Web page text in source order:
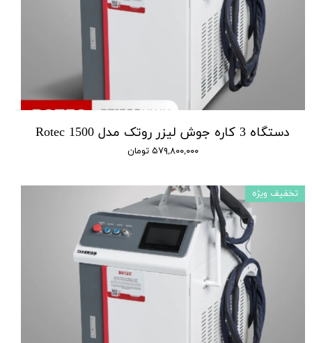
دستگاه 3 کاره جوش لیزر روتک مدل 1500 Rotec
۵۷۹,۸۰۰,۰۰۰ تومان
تخفیف ویژه